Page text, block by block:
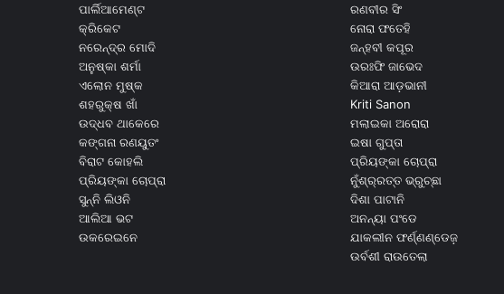
ପାର୍ଲିଆମେଣ୍ଟ
କ୍ରିକେଟ
ନରେନ୍ଦ୍ର ମୋଦି
ଅନୁଷ୍କା ଶର୍ମା
ଏଲୋନ ମୁଷ୍କ
ଶହରୁକ୍ଷ ଖାଁ
ଉଦ୍ଧବ ଥାକେରେ
କଙ୍ଗନା ରଣୟୁତଂ
ବିରାଟ କୋହଲି
ପ୍ରିୟଙ୍କା ଚୋପ୍ରା
ସୁନ୍ନି ଲିଓନି
ଆଲିଆ ଭଟ
ଉକରେଇନେ
ରଣବୀର ସିଂ
ନୋରା ଫତେହି
ଜନ୍ହବୀ କପୂର
ଉରଃଫି ଜାଭେଦ
କିଆରା ଆଡ଼ଭାନୀ
Kriti Sanon
ମଲାଇକା ଅରୋରା
ଇଷା ଗୁପ୍ତା
ପ୍ରିୟଙ୍କା ଚୋପ୍ରା
ନୁଁଶ୍ର୍ରତ୍ତ ଭ୍ରୁଚ୍ଛା
ଦିଶା ପାଟାନି
ଅନନ୍ୟା ପଂଡେ
ଯାକଲୀନ ଫର୍ଣ୍ଣଣ୍ଡେଜ଼
ଉର୍ବଶୀ ରାଉତେଲା